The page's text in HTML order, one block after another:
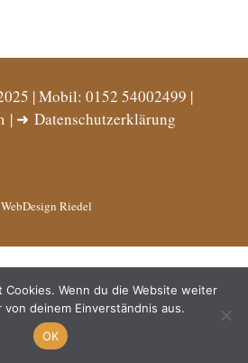
| Mobil: 0152 54002499 |
| ➜ Datenschutzerklärung
WebDesign Riedel
Cookies. Wenn du die Website weiter
deinem Einverständnis aus.
OK